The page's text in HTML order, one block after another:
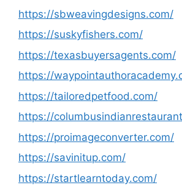
https://sbweavingdesigns.com/
https://suskyfishers.com/
https://texasbuyersagents.com/
https://
https://tailoredpetfood.com/
https://
https://proimageconverter.com/
https://savinitup.com/
https://startlearntoday.com/